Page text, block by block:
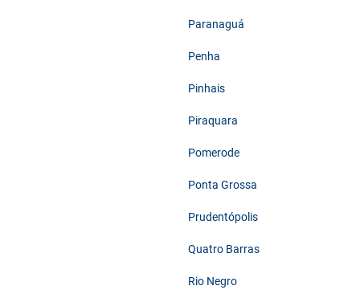
Paranaguá
Penha
Pinhais
Piraquara
Pomerode
Ponta Grossa
Prudentópolis
Quatro Barras
Rio Negro